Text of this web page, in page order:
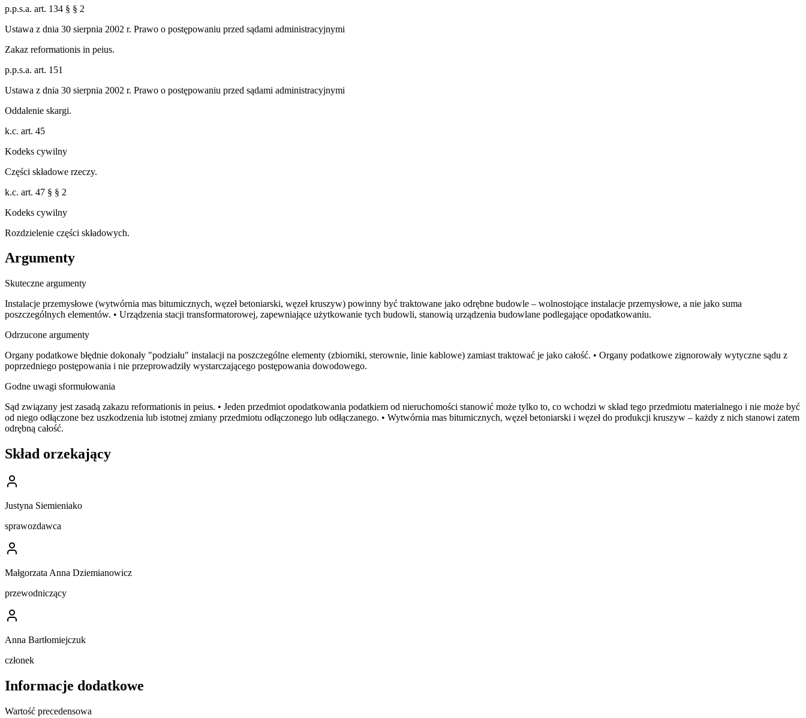
p.p.s.a. art. 134 § § 2
Ustawa z dnia 30 sierpnia 2002 r. Prawo o postępowaniu przed sądami administracyjnymi
Zakaz reformationis in peius.
p.p.s.a. art. 151
Ustawa z dnia 30 sierpnia 2002 r. Prawo o postępowaniu przed sądami administracyjnymi
Oddalenie skargi.
k.c. art. 45
Kodeks cywilny
Części składowe rzeczy.
k.c. art. 47 § § 2
Kodeks cywilny
Rozdzielenie części składowych.
Argumenty
Skuteczne argumenty
Instalacje przemysłowe (wytwórnia mas bitumicznych, węzeł betoniarski, węzeł kruszyw) powinny być traktowane jako odrębne budowle – wolnostojące instalacje przemysłowe, a nie jako suma
poszczególnych elementów. • Urządzenia stacji transformatorowej, zapewniające użytkowanie tych budowli, stanowią urządzenia budowlane podlegające opodatkowaniu.
Odrzucone argumenty
Organy podatkowe błędnie dokonały "podziału" instalacji na poszczególne elementy (zbiorniki, sterownie, linie kablowe) zamiast traktować je jako całość. • Organy podatkowe zignorowały wytyczne sądu z
poprzedniego postępowania i nie przeprowadziły wystarczającego postępowania dowodowego.
Godne uwagi sformułowania
Sąd związany jest zasadą zakazu reformationis in peius. • Jeden przedmiot opodatkowania podatkiem od nieruchomości stanowić może tylko to, co wchodzi w skład tego przedmiotu materialnego i nie może być
od niego odłączone bez uszkodzenia lub istotnej zmiany przedmiotu odłączonego lub odłączanego. • Wytwórnia mas bitumicznych, węzeł betoniarski i węzeł do produkcji kruszyw – każdy z nich stanowi zatem
odrębną całość.
Skład orzekający
Justyna Siemieniako
sprawozdawca
Małgorzata Anna Dziemianowicz
przewodniczący
Anna Bartłomiejczuk
członek
Informacje dodatkowe
Wartość precedensowa